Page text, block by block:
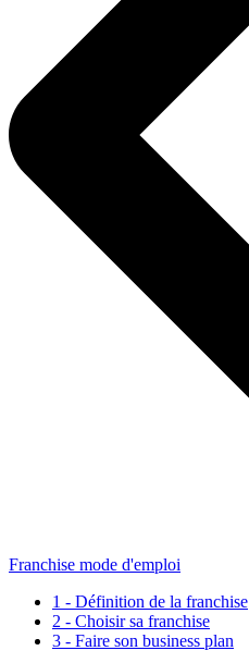
Franchise mode d'emploi
1 - Définition de la franchise
2 - Choisir sa franchise
3 - Faire son business plan